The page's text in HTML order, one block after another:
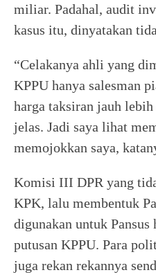
miliar. Padahal, audit
kasus itu, dinyatakan
“Celakanya ahli yang
KPPU hanya salesman
harga taksiran jauh
jelas. Jadi saya lihat
memojokkan saya,
Komisi III DPR yang
KPK, lalu membentuk
digunakan untuk Pansus
putusan KPPU. Para
juga rekan rekannya